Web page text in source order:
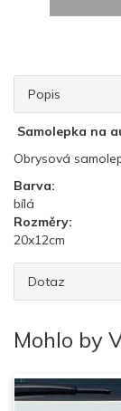
Popis
Samolepka na
Obrysová
Barva:
bílá
Rozměry:
20x12cm
Dotaz
Mohlo by